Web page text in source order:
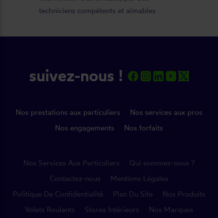
techniciens compétents et aimables
suivez-nous !
Nos prestations aux particuliers
Nos services aux pros
Nos engagements
Nos forfaits
Nos Services Aux Particuliers
Qui sommes-nous ?
Contactez-nous
Mentions Légales
Politique De Confidentialité
Plan Du Site
Nos Produits
Volets Roulants
Stores Intérieurs Nos Marques